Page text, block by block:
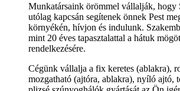
Munkatársaink örömmel vállalják, hogy
utólag kapcsán segítenek önnek Pest
környékén, hívjon és indulunk.
mint 20 éves tapasztalattal a hátuk
rendelkezésére.
Cégünk vállalja a fix keretes (ablakra),
mozgatható (ajtóra, ablakra), nyíló ajtó,